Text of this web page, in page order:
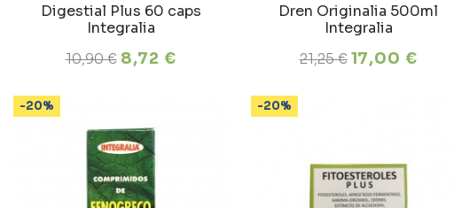
Digestial Plus 60 caps
Integralia
10,90 € 8,72 €
Dren Originalia 500ml
Integralia
21,25 € 17,00 €
-20% -20%